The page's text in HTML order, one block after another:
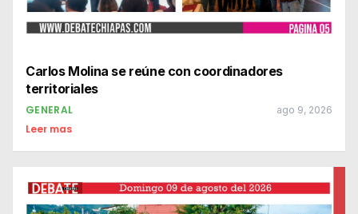
Carlos Molina se reúne con coordinadores
territoriales
GENERAL ago 9, 2026
Leer mas